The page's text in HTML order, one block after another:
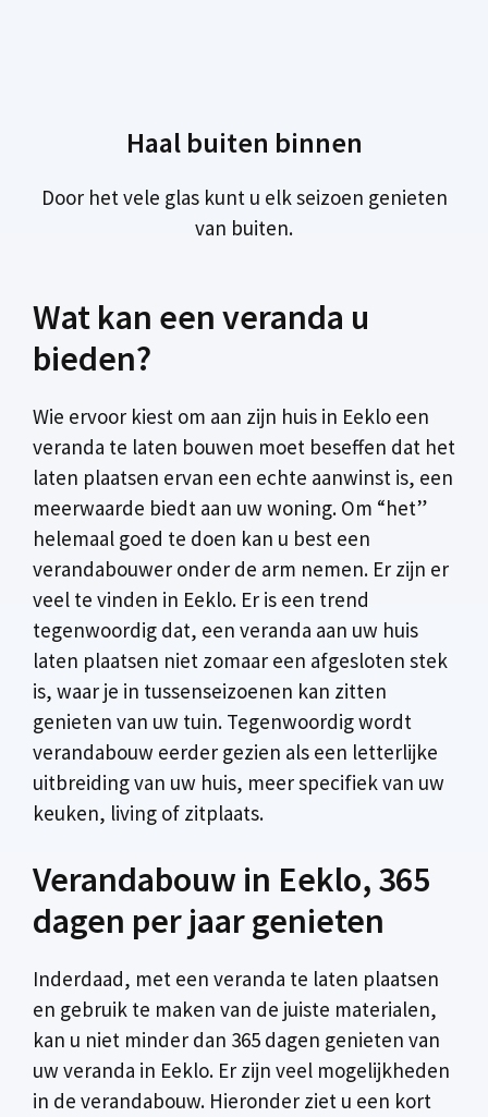
Haal buiten binnen
Door het vele glas kunt u elk seizoen genieten
van buiten.
Wat kan een veranda u
bieden?
Wie ervoor kiest om aan zijn huis in Eeklo een
veranda te laten bouwen moet beseffen dat het
laten plaatsen ervan een echte aanwinst is, een
meerwaarde biedt aan uw woning. Om “het”
helemaal goed te doen kan u best een
verandabouwer onder de arm nemen. Er zijn er
veel te vinden in Eeklo. Er is een trend
tegenwoordig dat, een veranda aan uw huis
laten plaatsen niet zomaar een afgesloten stek
is, waar je in tussenseizoenen kan zitten
genieten van uw tuin. Tegenwoordig wordt
verandabouw eerder gezien als een letterlijke
uitbreiding van uw huis, meer specifiek van uw
keuken, living of zitplaats.
Verandabouw in Eeklo, 365
dagen per jaar genieten
Inderdaad, met een veranda te laten plaatsen
en gebruik te maken van de juiste materialen,
kan u niet minder dan 365 dagen genieten van
uw veranda in Eeklo. Er zijn veel mogelijkheden
in de verandabouw. Hieronder ziet u een kort